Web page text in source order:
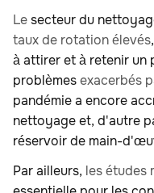
Lesecteur du
taux de rotation élevés
à attirer et à retenir un
problèmesexacerbés
pandémie a encore
nettoyage et, d'autre
réservoir de main-
Par ailleurs, les études